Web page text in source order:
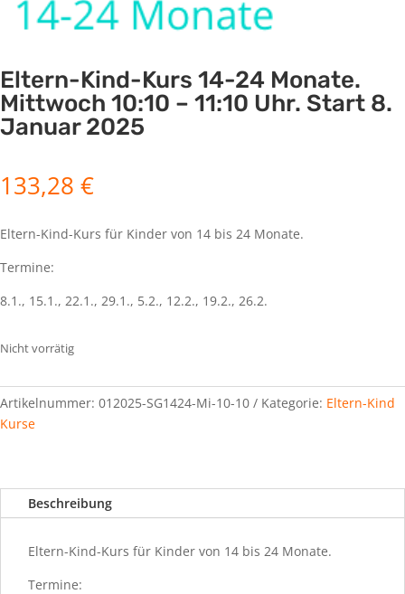
Eltern-Kind-Kurs 14-24 Monate.
Mittwoch 10:10 – 11:10 Uhr. Start 8.
Januar 2025
133,28 €
Eltern-Kind-Kurs für Kinder von 14 bis 24 Monate.
Termine:
8.1., 15.1., 22.1., 29.1., 5.2., 12.2., 19.2., 26.2.
Nicht vorrätig
Artikelnummer: 012025-SG1424-Mi-10-10 Kategorie: Eltern-Kind
Kurse
Beschreibung
Eltern-Kind-Kurs für Kinder von 14 bis 24 Monate.
Termine: